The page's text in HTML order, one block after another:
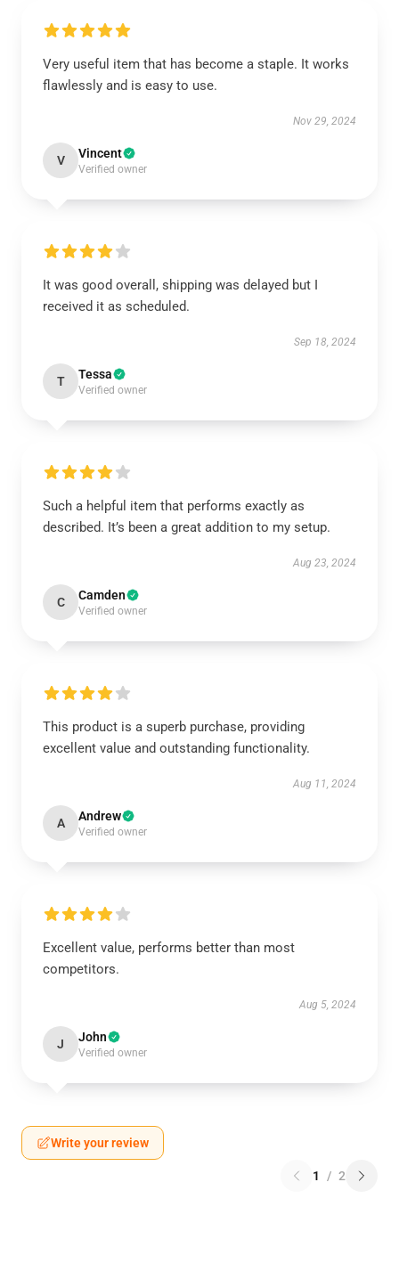
Very useful item that has become a staple. It works
flawlessly and is easy to use.
Nov 29, 2024
V Vincent
Verified owner
It was good overall, shipping was delayed but I
received it as scheduled.
Sep 18, 2024
T Tessa
Verified owner
Such a helpful item that performs exactly as
described. It’s been a great addition to my setup.
Aug 23, 2024
C Camden
Verified owner
This product is a superb purchase, providing
excellent value and outstanding functionality.
Aug 11, 2024
A Andrew
Verified owner
Excellent value, performs better than most
competitors.
Aug 5, 2024
J John
Verified owner
Write your review
1 / 2